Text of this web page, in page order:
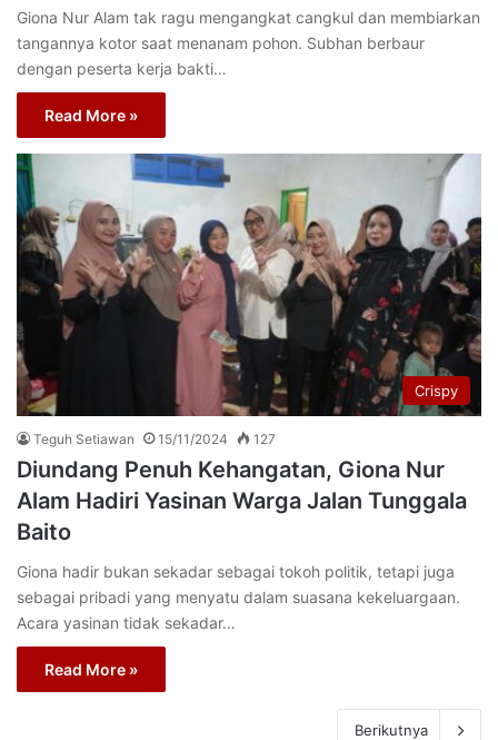
Giona Nur Alam tak ragu mengangkat cangkul dan membiarkan
tangannya kotor saat menanam pohon. Subhan berbaur
dengan peserta kerja bakti…
Read More »
Crispy
Teguh Setiawan 15/11/2024 127
Diundang Penuh Kehangatan, Giona Nur
Alam Hadiri Yasinan Warga Jalan Tunggala
Baito
Giona hadir bukan sekadar sebagai tokoh politik, tetapi juga
sebagai pribadi yang menyatu dalam suasana kekeluargaan.
Acara yasinan tidak sekadar…
Read More »
Berikutnya